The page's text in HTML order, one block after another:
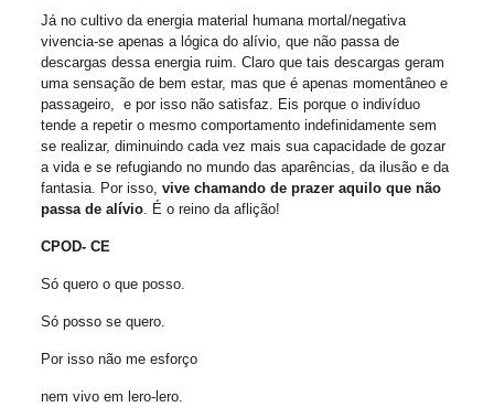
Já no cultivo da energia material humana mortal/negativa
vivencia-se apenas a lógica do alívio, que não passa de
descargas dessa energia ruim. Claro que tais descargas geram
uma sensação de bem estar, mas que é apenas momentâneo e
passageiro, e por isso não satisfaz. Eis porque o indivíduo
tende a repetir o mesmo comportamento indefinidamente sem
se realizar, diminuindo cada vez mais sua capacidade de gozar
a vida e se refugiando no mundo das aparências, da ilusão e da
fantasia. Por isso, vive chamando de prazer aquilo que não
passa de alívio. É o reino da aflição!
CPOD- CE
Só quero o que posso.
Só posso se quero.
Por isso não me esforço
nem vivo em lero-lero.